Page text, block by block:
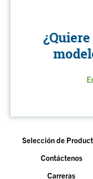
Selección de
Contáctenos
Carreras